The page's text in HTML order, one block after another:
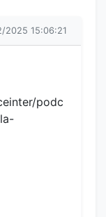
2025 15:06:21
podc